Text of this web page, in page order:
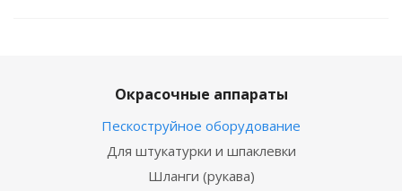
Окрасочные аппараты
Пескоструйное оборудование
Для штукатурки и шпаклевки
Шланги (рукава)